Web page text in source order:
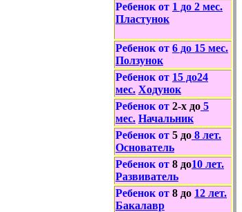
Ребенок от 1 до 2 мес.
Пластунок
Ребенок от 6 до 15 мес.
Ползунок
Ребенок от 15 до24
мес. Ходунок
Ребенок от 2-х до 5
мес. Начальник
Ребенок от 5 до 8 лет.
Основатель
Ребенок от 8 до10 лет.
Развиватель
Ребенок от 8 до 12 лет.
Бакалавр